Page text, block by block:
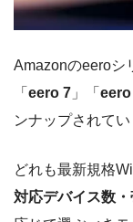
Amazonのeeroシ
「 eero 7 」「
ンナップされてい
どれも最新規格
対応デバイス数